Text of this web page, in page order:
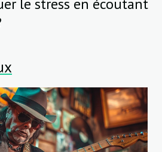
le stress en écoutant